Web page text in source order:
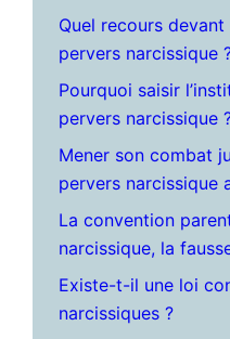
Quel recours
pervers narcissique
Pourquoi saisir
pervers narcissique
Mener son combat
pervers narcissique
La convention
narcissique, la
Existe-t-il une loi
narcissiques ?